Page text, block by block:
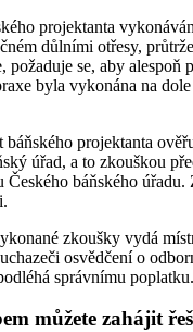
projektanta
důlními otřesy,
požaduje se, aby alespoň
byla vykonána na
projektanta
úřad, a to zkouškou
Českého báňského úřadu.
zkoušky vydá
osvědčení o
správnímu poplatku.
můžete zahájit